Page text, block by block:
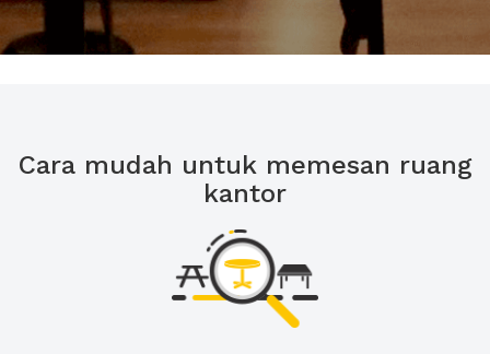
Cara mudah untuk memesan ruang
kantor